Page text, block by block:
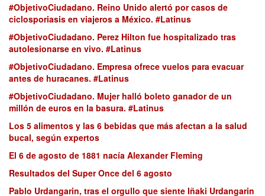
#ObjetivoCiudadano. Reino Unido alertó por casos de
ciclosporiasis en viajeros a México. #Latinus
#ObjetivoCiudadano. Perez Hilton fue hospitalizado tras
autolesionarse en vivo. #Latinus
#ObjetivoCiudadano. Empresa ofrece vuelos para evacuar
antes de huracanes. #Latinus
#ObjetivoCiudadano. Mujer halló boleto ganador de un
millón de euros en la basura. #Latinus
Los 5 alimentos y las 6 bebidas que más afectan a la salud
bucal, según expertos
El 6 de agosto de 1881 nacía Alexander Fleming
Resultados del Super Once del 6 agosto
Pablo Urdangarin, tras el orgullo que siente Iñaki Urdangarin